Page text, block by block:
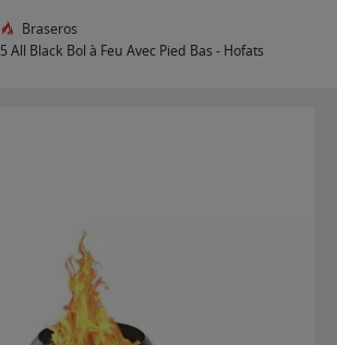
Braseros
All Black Bol à Feu Avec Pied Bas - Hofats